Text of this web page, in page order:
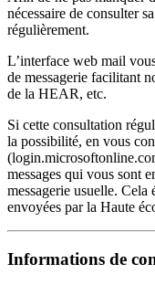
nécessaire de consulter
régulièrement.
L’interface web mail
de messagerie facilitant
de la HEAR, etc.
Si cette consultation
la possibilité, en vous
messages qui vous sont
messagerie usuelle.
envoyées par la Haute
Informations de